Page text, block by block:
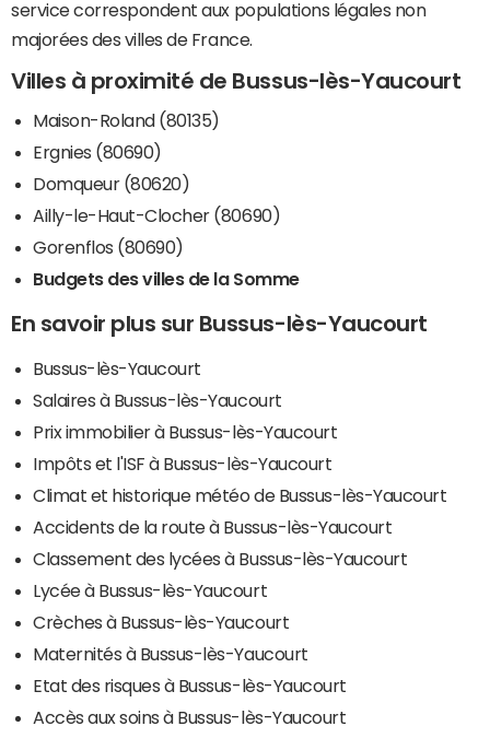
service correspondent aux populations légales non
majorées des villes de France.
Villes à proximité de Bussus-lès-Yaucourt
Maison-Roland (80135)
Ergnies (80690)
Domqueur (80620)
Ailly-le-Haut-Clocher (80690)
Gorenflos (80690)
Budgets des villes de la Somme
En savoir plus sur Bussus-lès-Yaucourt
Bussus-lès-Yaucourt
Salaires à Bussus-lès-Yaucourt
Prix immobilier à Bussus-lès-Yaucourt
Impôts et l'ISF à Bussus-lès-Yaucourt
Climat et historique météo de Bussus-lès-Yaucourt
Accidents de la route à Bussus-lès-Yaucourt
Classement des lycées à Bussus-lès-Yaucourt
Lycée à Bussus-lès-Yaucourt
Crèches à Bussus-lès-Yaucourt
Maternités à Bussus-lès-Yaucourt
Etat des risques à Bussus-lès-Yaucourt
Accès aux soins à Bussus-lès-Yaucourt